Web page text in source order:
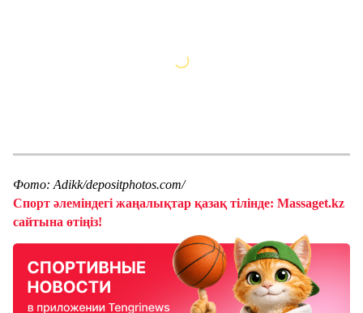
Фото: Adikk/depositphotos.com/
Спорт әлеміндегі жаңалықтар қазақ тілінде: Massaget.kz
сайтына өтіңіз!